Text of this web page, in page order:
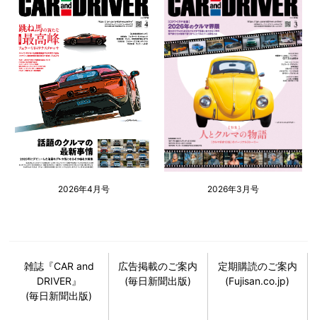
2026年4月号 2026年3月号
雑誌『CAR and
DRIVER』
(毎日新聞出版)
広告掲載のご案内
(毎日新聞出版)
定期購読のご案内
(Fujisan.co.jp)